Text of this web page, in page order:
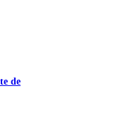
de